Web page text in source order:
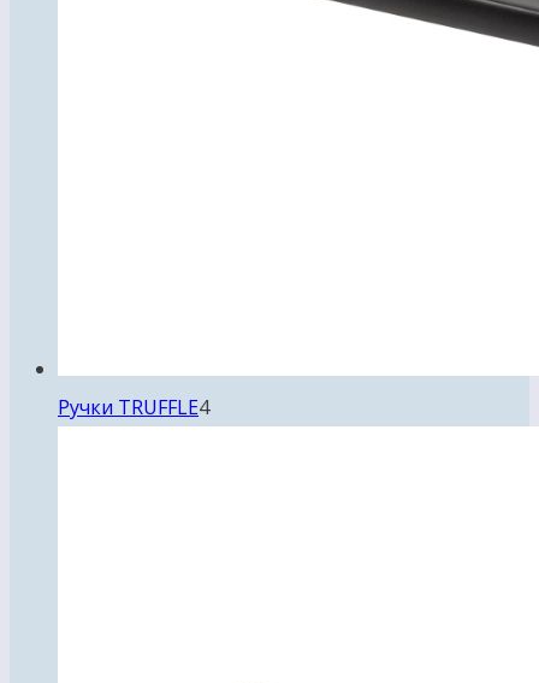
Ручки TRUFFLE44